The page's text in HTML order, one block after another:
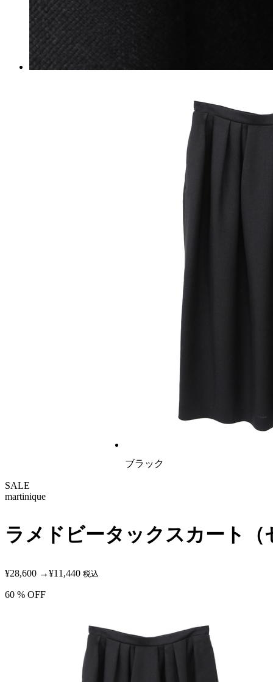
ブラック
SALE
martinique
ラメドビータックスカート（
¥28,600 →¥11,440 税込
60 % OFF